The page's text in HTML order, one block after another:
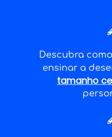
Descubra
ensinar a
tamanho